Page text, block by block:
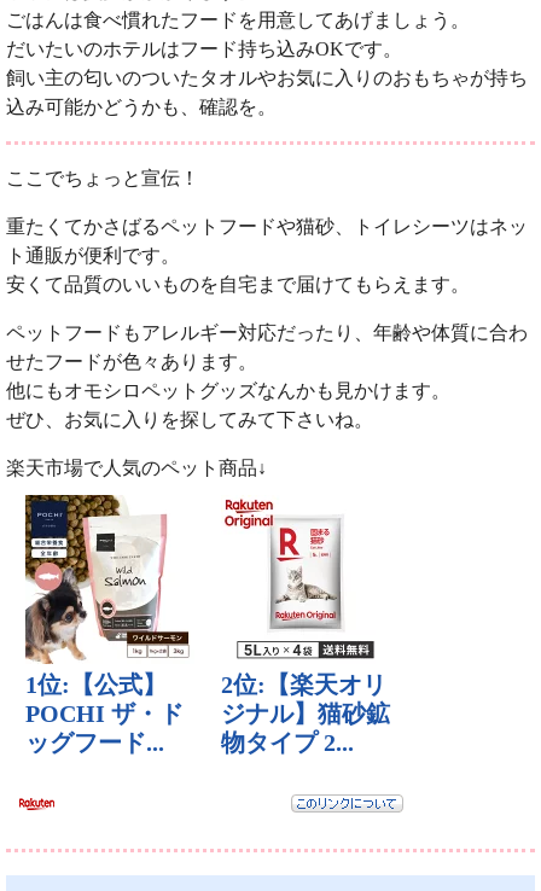
ごはんは食べ慣れたフードを用意してあげましょう。
だいたいのホテルはフード持ち込みOKです。
飼い主の匂いのついたタオルやお気に入りのおもちゃが持ち
込み可能かどうかも、確認を。
ここでちょっと宣伝！
重たくてかさばるペットフードや猫砂、トイレシーツはネッ
ト通販が便利です。
安くて品質のいいものを自宅まで届けてもらえます。
ペットフードもアレルギー対応だったり、年齢や体質に合わ
せたフードが色々あります。
他にもオモシロペットグッズなんかも見かけます。
ぜひ、お気に入りを探してみて下さいね。
楽天市場で人気のペット商品↓